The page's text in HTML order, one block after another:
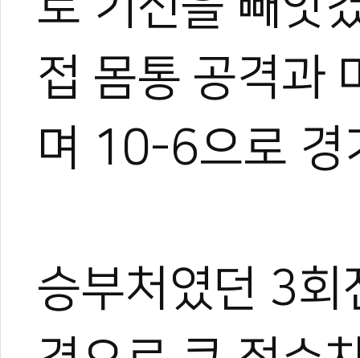
접 몸통 공격과
며 10-6으로 경
승부처였던 3회